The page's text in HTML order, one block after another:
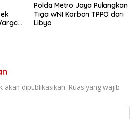
Polda Metro Jaya Pulangkan
Tiga WNI Korban TPPO dari
Libya
akan dipublikasikan. Ruas yang wajib